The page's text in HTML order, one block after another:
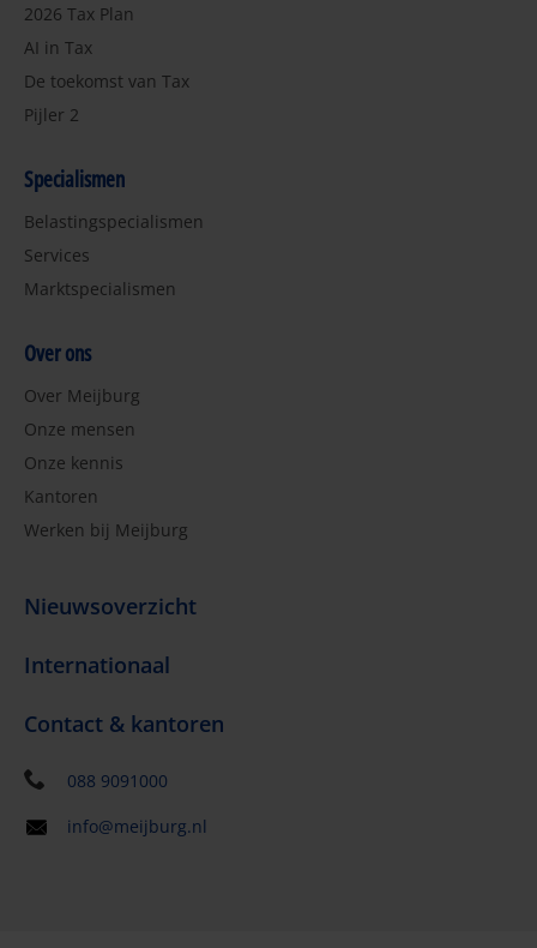
2026 Tax Plan
AI in Tax
De toekomst van Tax
Pijler 2
Specialismen
Belastingspecialismen
Services
Marktspecialismen
Over ons
Over Meijburg
Onze mensen
Onze kennis
Kantoren
Werken bij Meijburg
Nieuwsoverzicht
Internationaal
Contact & kantoren
088 9091000
info@meijburg.nl